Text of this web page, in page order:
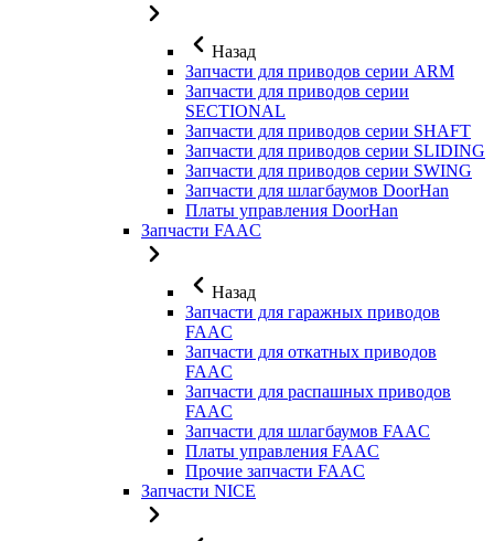
Назад
Запчасти для приводов серии ARM
Запчасти для приводов серии
SECTIONAL
Запчасти для приводов серии SHAFT
Запчасти для приводов серии SLIDING
Запчасти для приводов серии SWING
Запчасти для шлагбаумов DoorHan
Платы управления DoorHan
Запчасти FAAC
Назад
Запчасти для гаражных приводов
FAAC
Запчасти для откатных приводов
FAAC
Запчасти для распашных приводов
FAAC
Запчасти для шлагбаумов FAAC
Платы управления FAAC
Прочие запчасти FAAC
Запчасти NICE